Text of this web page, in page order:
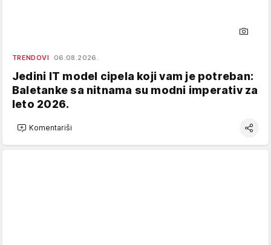
TRENDOVI 06.08.2026.
Jedini IT model cipela koji vam je potreban:
Baletanke sa nitnama su modni imperativ za
leto 2026.
Komentariši